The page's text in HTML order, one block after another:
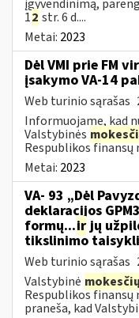
įgyvendinimą,
12 str. 6 d....
Metai: 2023
Dėl VMI prie FM
įsakymo VA-14
Web turinio sąrašas
Informuojame, kad
Valstybinės
Respublikos
Metai: 2023
VA- 93 „Dėl
deklaracijos
formų...irjų
tikslinimo
Web turinio sąrašas
Valstybinė mokesčių
Respublikos
praneša, kad